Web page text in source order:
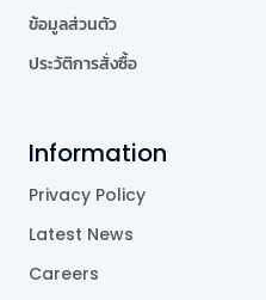
ข้อมูลส่วนตัว
ประวัติการสั่งซื้อ
Information
Privacy Policy
Latest News
Careers